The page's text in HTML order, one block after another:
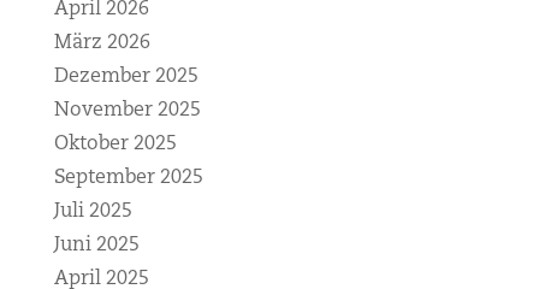
April 2026
März 2026
Dezember 2025
November 2025
Oktober 2025
September 2025
Juli 2025
Juni 2025
April 2025